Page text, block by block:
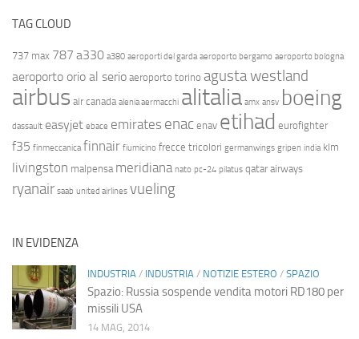
TAG CLOUD
737 max 787 a330 a380 aeroporti del garda aeroporto bergamo aeroporto bologna
aeroporto orio al serio aeroporto torino agusta westland
airbus air canada alenia aermacchi alitalia amx ansv boeing
dassault easyjet ebace emirates enac enav etihad eurofighter
f35 finmeccanica finnair fiumicino frecce tricolori germanwings gripen india klm
livingston malpensa meridiana nato pc-24 pilatus qatar airways
ryanair saab united airlines vueling
IN EVIDENZA
INDUSTRIA / INDUSTRIA / NOTIZIE ESTERO / SPAZIO
Spazio: Russia sospende vendita motori RD180 per
missili USA
14 MAG, 2014